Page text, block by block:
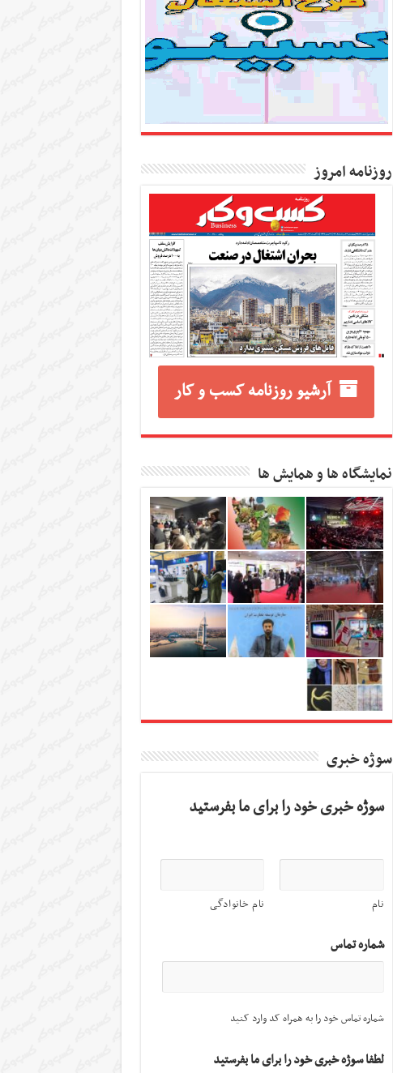
روزنامه امروز
آرشیو روزنامه کسب و کار
نمایشگاه ها و همایش ها
سوژه خبری
سوژه خبری خود را برای ما بفرستید
نام نام خانوادگی
شماره تماس
شماره تماس خود را به همراه کد وارد کنید
لطفا سوژه خبری خود را برای ما بفرستید